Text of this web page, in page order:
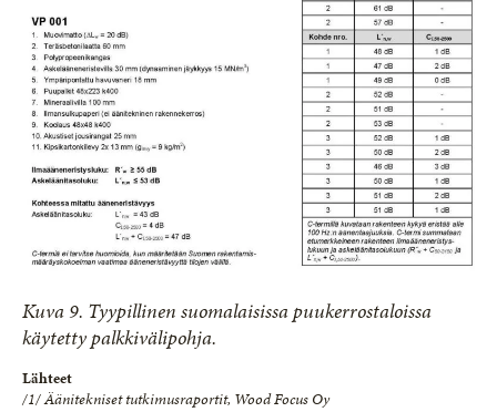
Kuva 9. Tyypillinen suomalaisissa puukerrostaloissa
käytetty palkkivälipohja.
Lähteet
/1/ Äänitekniset tutkimusraportit, Wood Focus Oy